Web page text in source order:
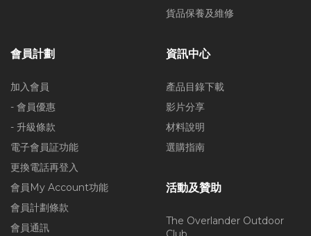
貨品保養及維修
會員計劃
加入會員
- 會員優惠
- 升級條款
電子會員証功能
更換電話再登入
會員My Account功能
會員計劃條款
會員通訊
資訊中心
產品目錄下載
影片分享
材料說明
選購指南
活動及贊助
The Overlander Outdoor